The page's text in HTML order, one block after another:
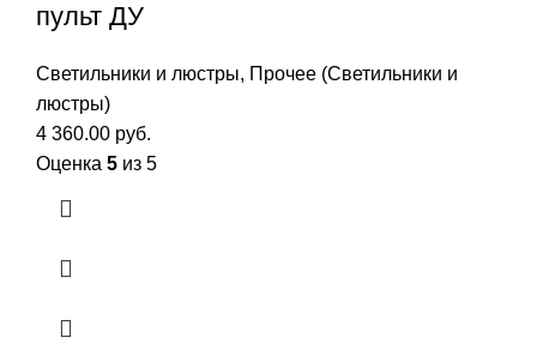
пульт ДУ
Светильники и люстры, Прочее (Светильники и
люстры)
4 360.00 руб.
Оценка 5 из 5